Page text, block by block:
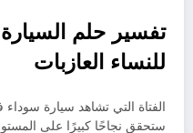
تفسير حلم
للنساء العازبات
الفتاة التي تشاهد سيارة
ستحقق نجاحًا كبيرًا على